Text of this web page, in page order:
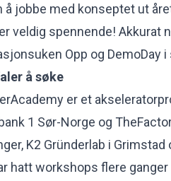
å jobbe med konseptet ut
veldig spennende! Akkurat
Opp og DemoDay
å søke
er et
1 Sør-Norge og
K2 Gründerlab i
hatt workshops flere